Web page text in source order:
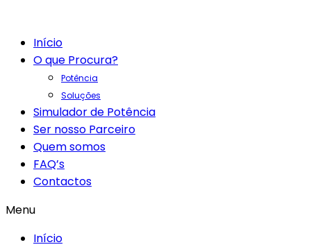
Início
O que Procura?
Potência
Soluções
Simulador de Potência
Ser nosso Parceiro
Quem somos
FAQ’s
Contactos
Menu
Início